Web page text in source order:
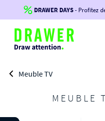
Jusqu'à-100€*sur
-voir
DRAWER DAYS- Profitez
Meuble TV
MEUBLE